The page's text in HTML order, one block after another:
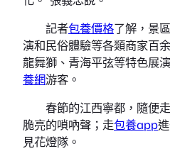
記者包養價格了解，景
演和民俗體驗等各類商家百
龍舞獅、青海平弦等特色展
養網游客。
春節的江西寧都，隨便走
脆亮的嗩吶聲；走包養app
見花燈隊。